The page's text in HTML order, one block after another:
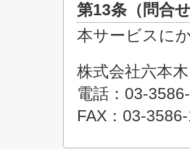
第13条（問合
本サービスに
株式会社六本
電話：03-
FAX：03-